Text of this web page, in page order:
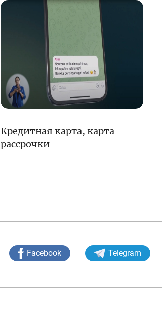
Кредитная карта, карта
рассрочки
Facebook Telegram